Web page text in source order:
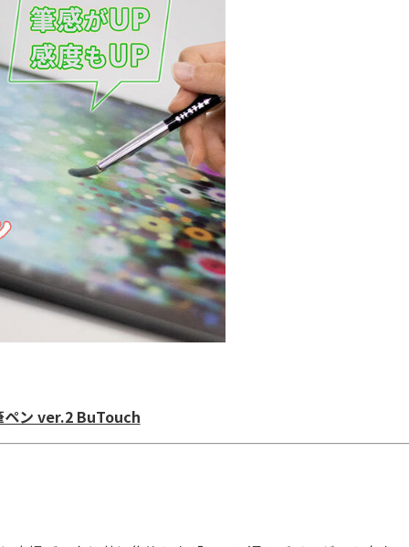
ペン ver.2 BuTouch